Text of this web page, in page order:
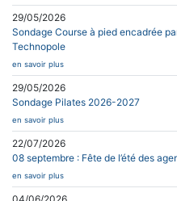
29/05/2026
Sondage Course à pied encadrée
Technopole
en savoir plus
29/05/2026
Sondage Pilates 2026-2027
en savoir plus
22/07/2026
08 septembre : Fête de l’été des
en savoir plus